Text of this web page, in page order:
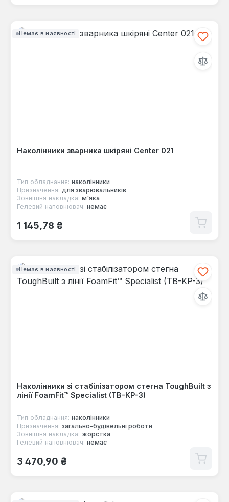
Немає в наявності
Наколінники зварника шкіряні Center 021
Тип обладнання: наколінники
Призначення: для зварювальників
Зовнішня накладка: м'яка
Гелевий наповнювач: немає
Звичайна ціна:
1 145,78 ₴
Немає в наявності
Наколінники зі стабілізатором стегна ToughBuilt з
лінії FoamFit™ Specialist (TB-KP-3)
Тип обладнання: наколінники
Призначення: загально-будівельні роботи
Зовнішня накладка: жорстка
Гелевий наповнювач: немає
Звичайна ціна:
3 470,90 ₴